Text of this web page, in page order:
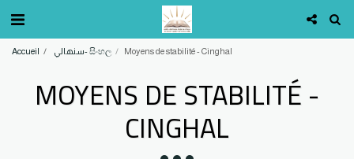
Accueil سنهالي- සිංහල Moyens de stabilité - Cinghal
MOYENS DE STABILITÉ -
CINGHAL